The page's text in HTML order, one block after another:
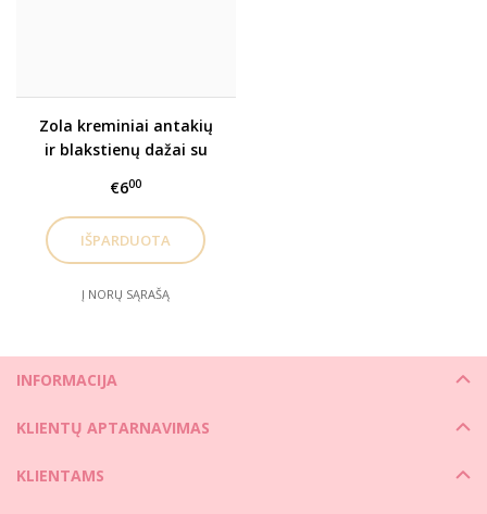
Zola kreminiai antakių
ir blakstienų dažai su
€600
Į NORŲ SĄRAŠĄ
INFORMACIJA
KLIENTŲ APTARNAVIMAS
KLIENTAMS